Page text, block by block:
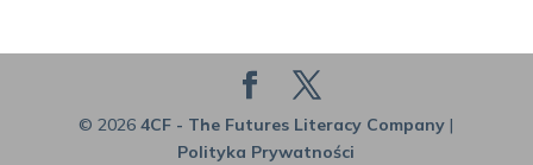
© 2026 4CF - The Futures Literacy Company|
Polityka Prywatności